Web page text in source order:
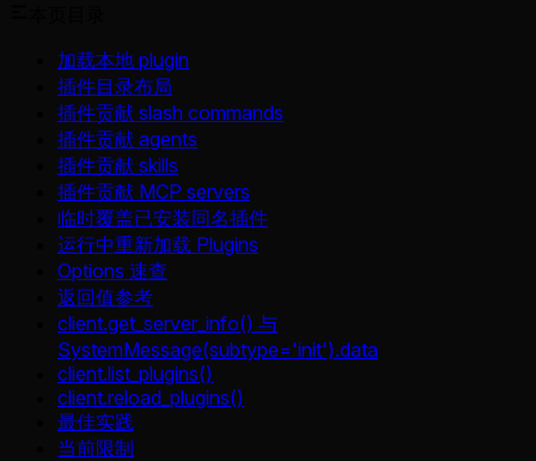
加载本地 plugin
插件目录布局
插件贡献 slash commands
插件贡献 agents
插件贡献 skills
插件贡献 MCP servers
临时覆盖已安装同名插件
运行中重新加载 Plugins
Options 速查
返回值参考
client.get_server_info() 与
SystemMessage(subtype='init').data
client.list_plugins()
client.reload_plugins()
最佳实践
当前限制